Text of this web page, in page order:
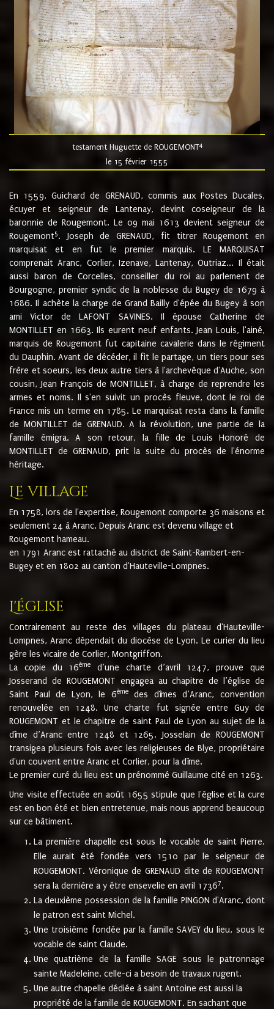
testament Huguette de ROUGEMONT4
le 15 février 1555
En 1559, Guichard de GRENAUD, commis aux Postes Ducales,
écuyer et seigneur de Lantenay, devint coseigneur de la
baronnie de Rougemont. Le 09 mai 1613 devient seigneur de
Rougemont5. Joseph de GRENAUD, fit titrer Rougemont en
marquisat et en fut le premier marquis. LE MARQUISAT
comprenait Aranc, Corlier, Izenave, Lantenay, Outriaz... Il était
aussi baron de Corcelles, conseiller du roi au parlement de
Bourgogne, premier syndic de la noblesse du Bugey de 1679 à
1686. Il achète la charge de Grand Bailly d'épée du Bugey à son
ami Victor de LAFONT SAVINES. Il épouse Catherine de
MONTILLET en 1663. Ils eurent neuf enfants. Jean Louis, l'ainé,
marquis de Rougemont fut capitaine cavalerie dans le régiment
du Dauphin. Avant de décéder, il fit le partage, un tiers pour ses
frère et soeurs, les deux autre tiers à l'archevêque d'Auche, son
cousin, Jean François de MONTILLET, à charge de reprendre les
armes et noms. Il s'en suivit un procès fleuve, dont le roi de
France mis un terme en 1785. Le marquisat resta dans la famille
de MONTILLET de GRENAUD. A la révolution, une partie de la
famille émigra. A son retour, la fille de Louis Honoré de
MONTILLET de GRENAUD, prit la suite du procès de l'énorme
héritage.
Le village
En 1758, lors de l'expertise, Rougemont comporte 36 maisons et
seulement 24 à Aranc. Depuis Aranc est devenu village et
Rougemont hameau.
en 1791 Aranc est rattaché au district de Saint-Rambert-en-
Bugey et en 1802 au canton d'Hauteville-Lompnes.
L'église
Contrairement au reste des villages du plateau d'Hauteville-
Lompnes, Aranc dépendait du diocèse de Lyon. Le curier du lieu
gère les vicaire de Corlier, Montgriffon.
La copie du 16ème
d’une charte d’avril 1247, prouve que
Josserand de ROUGEMONT engagea au chapitre de l’église de
Saint Paul de Lyon, le 6èmedes dîmes d’Aranc, convention
renouvelée en 1248. Une charte fut signée entre Guy de
ROUGEMONT et le chapitre de saint Paul de Lyon au sujet de la
dîme d’Aranc entre 1248 et 1265. Josselain de ROUGEMONT
transigea plusieurs fois avec les religieuses de Blye, propriétaire
d'un couvent entre Aranc et Corlier, pour la dîme.
Le premier curé du lieu est un prénommé Guillaume cité en 1263.
Une visite effectuée en août 1655 stipule que l'église et la cure
est en bon été et bien entretenue, mais nous apprend beaucoup
sur ce bâtiment.
La première chapelle est sous le vocable de saint Pierre.
Elle aurait été fondée vers 1510 par le seigneur de
ROUGEMONT. Véronique de GRENAUD dite de ROUGEMONT
sera la dernière a y être ensevelie en avril 17367.
La deuxième possession de la famille PINGON d'Aranc, dont
le patron est saint Michel.
Une troisième fondée par la famille SAVEY du lieu, sous le
vocable de saint Claude.
Une quatrième de la famille SAGE sous le patronnage
sainte Madeleine. celle-ci a besoin de travaux rugent.
Une autre chapelle dédiée à saint Antoine est aussi la
propriété de la famille de ROUGEMONT. En sachant que